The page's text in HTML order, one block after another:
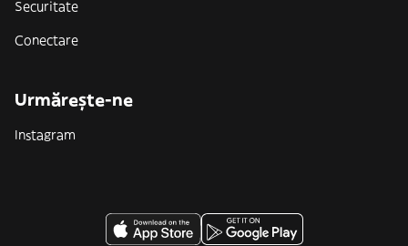
Securitate
Conectare
Urmărește-ne
Instagram